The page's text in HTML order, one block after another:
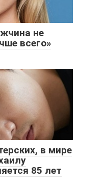
не
всего»
в мире
85 лет